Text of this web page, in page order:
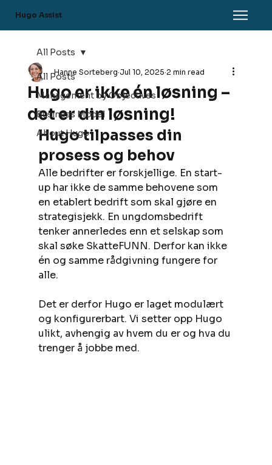
Hugo Assist
All Posts
Management by Objectives
Business Model
About Hugo
All Posts
Hugo er ikke én løsning –
det er din løsning!
Hanne Sorteberg Jul 10, 2025 2 min read
Hugo tilpasses din
prosess og behov
Alle bedrifter er forskjellige. En start-
up har ikke de samme behovene som
en etablert bedrift som skal gjøre en
strategisjekk. En ungdomsbedrift
tenker annerledes enn et selskap som
skal søke SkatteFUNN. Derfor kan ikke
én og samme rådgivning fungere for
alle.
Det er derfor Hugo er laget modulært
og konfigurerbart. Vi setter opp Hugo
ulikt, avhengig av hvem du er og hva du
trenger å jobbe med.